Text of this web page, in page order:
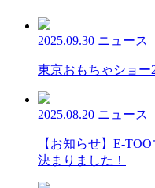
2025.09.30 ニュース
東京おもちゃショー
2025.08.20 ニュース
【お知らせ】E-
決まりました！